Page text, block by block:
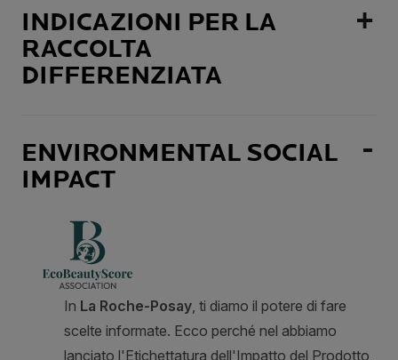
INDICAZIONI PER LA
RACCOLTA
DIFFERENZIATA
ENVIRONMENTAL SOCIAL
IMPACT